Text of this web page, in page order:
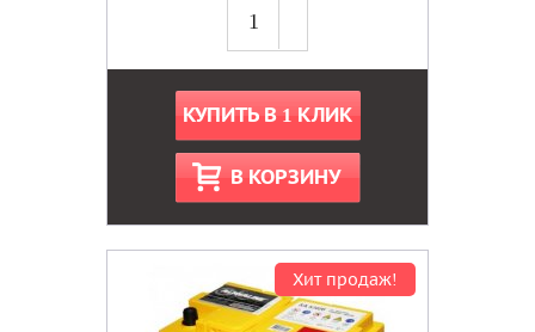
КУПИТЬ В 1 КЛИК
В КОРЗИНУ
Хит продаж!